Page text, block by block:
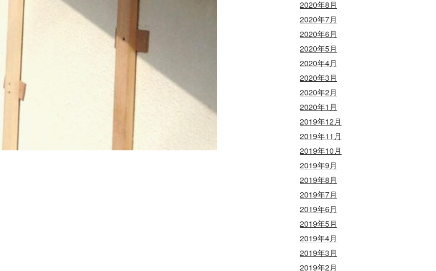
2020年8月
2020年7月
2020年6月
2020年5月
2020年4月
2020年3月
2020年2月
2020年1月
2019年12月
2019年11月
2019年10月
2019年9月
2019年8月
2019年7月
2019年6月
2019年5月
2019年4月
2019年3月
2019年2月